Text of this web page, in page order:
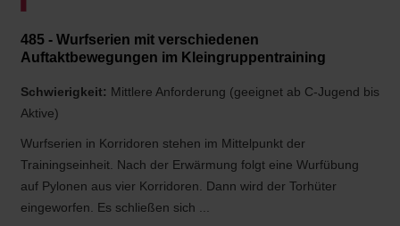
485 - Wurfserien mit verschiedenen
Auftaktbewegungen im Kleingruppentraining
Schwierigkeit: Mittlere Anforderung (geeignet ab C-Jugend bis
Aktive)
Wurfserien in Korridoren stehen im Mittelpunkt der
Trainingseinheit. Nach der Erwärmung folgt eine Wurfübung
auf Pylonen aus vier Korridoren. Dann wird der Torhüter
eingeworfen. Es schließen sich ...